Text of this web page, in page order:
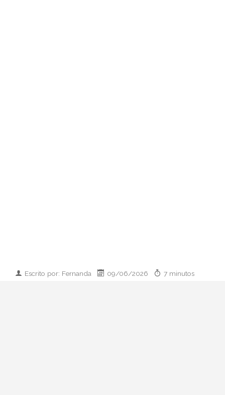
Escrito por: Fernanda 09/06/2026
7 minutos